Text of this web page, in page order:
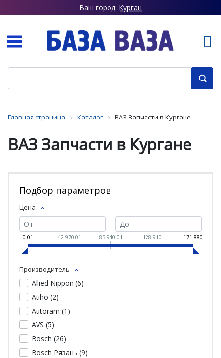
Ваш город: Курган
Главная страница Каталог ВАЗ Запчасти в Кургане
ВАЗ Запчасти в Кургане
Подбор параметров
Цена
0.01 42 970.01 85 940.01 128 910 171 880
Производитель
Allied Nippon (6)
Atiho (2)
Autoram (1 )
AVS (5)
Bosch (26)
Bosch Рязань (9)